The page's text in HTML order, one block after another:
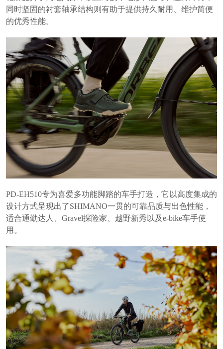
同时坚固的衬套轴承结构则有助于提供持久耐用、维护简便
的优秀性能。
PD-EH510专为喜爱多功能脚踏的车手打造，它以高度集成的
设计方式呈现出了SHIMANO一贯的可靠品质与出色性能，
适合通勤达人、Gravel探险家、越野新秀以及e-bike车手使
用。